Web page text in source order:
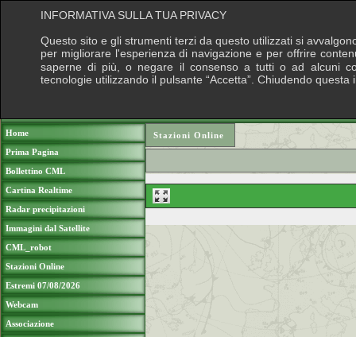
Home
Prima Pagina
Bollettino CML
Cartina Realtime
Radar precipitazioni
Immagini dal Satellite
CML_robot
Stazioni Online
Estremi 07/08/2026
Webcam
Associazione
Stazioni Online
INFORMATIVA SULLA TUA PRIVACY
Questo sito e gli strumenti terzi da questo utilizzati si
per migliorare l'esperienza di navigazione e per offrire
saperne di più, o negare il consenso a tutti o ad alcuni
tecnologie utilizzando il pulsante “Accetta”. Chiudendo